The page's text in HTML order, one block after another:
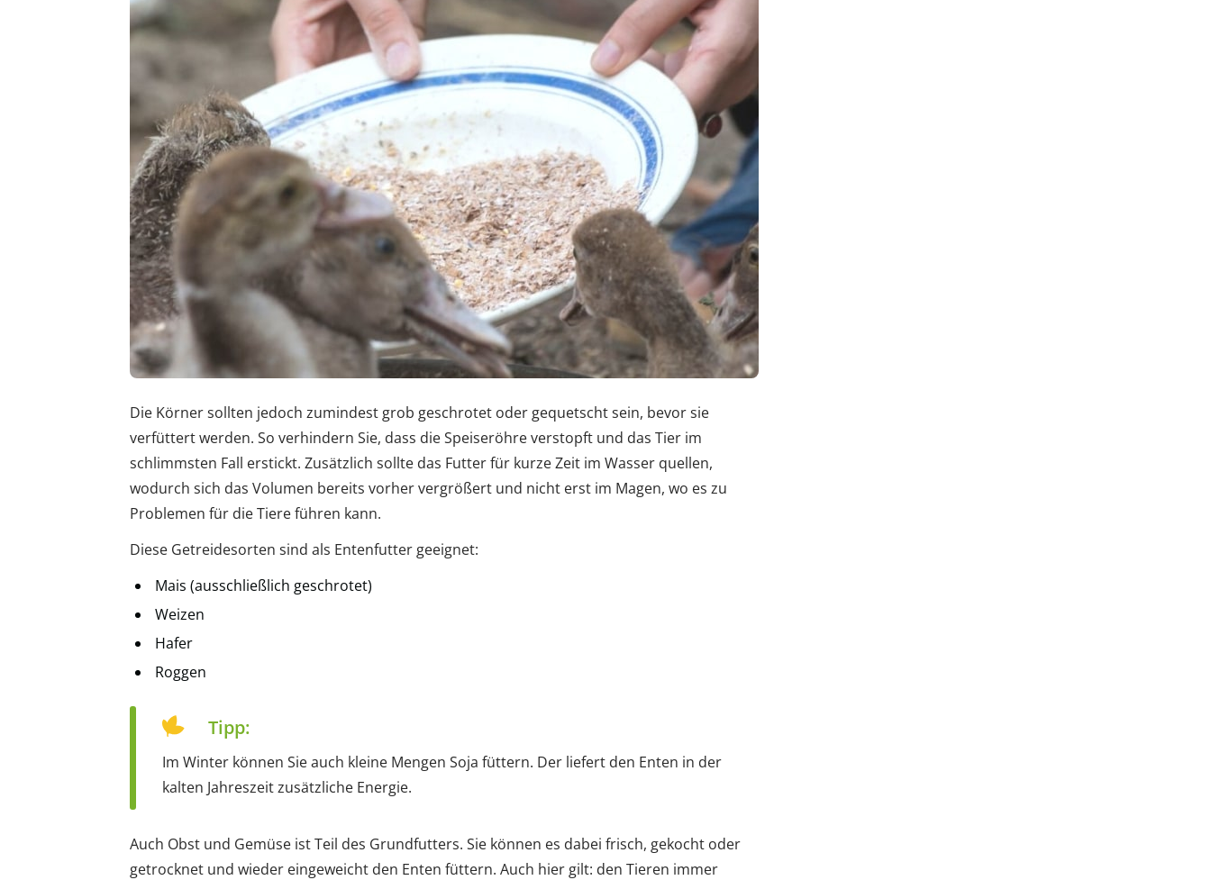
Die Körner sollten jedoch zumindest grob geschrotet oder gequetscht sein, bevor sie
verfüttert werden. So verhindern Sie, dass die Speiseröhre verstopft und das Tier im
schlimmsten Fall erstickt. Zusätzlich sollte das Futter für kurze Zeit im Wasser quellen,
wodurch sich das Volumen bereits vorher vergrößert und nicht erst im Magen, wo es zu
Problemen für die Tiere führen kann.
Diese Getreidesorten sind als Entenfutter geeignet:
Mais (ausschließlich geschrotet)
Weizen
Hafer
Roggen
Tipp:
Im Winter können Sie auch kleine Mengen Soja füttern. Der liefert den Enten in der
kalten Jahreszeit zusätzliche Energie.
Auch Obst und Gemüse ist Teil des Grundfutters. Sie können es dabei frisch, gekocht oder
getrocknet und wieder eingeweicht den Enten füttern. Auch hier gilt: den Tieren immer